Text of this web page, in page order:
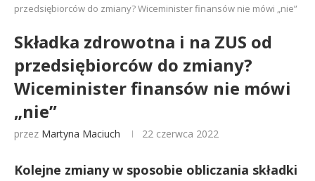
przedsiębiorców do zmiany? Wiceminister finansów nie mówi „nie”
Składka zdrowotna i na ZUS od
przedsiębiorców do zmiany?
Wiceminister finansów nie mówi
„nie”
przez Martyna Maciuch 22 czerwca 2022
Kolejne zmiany w sposobie obliczania składki